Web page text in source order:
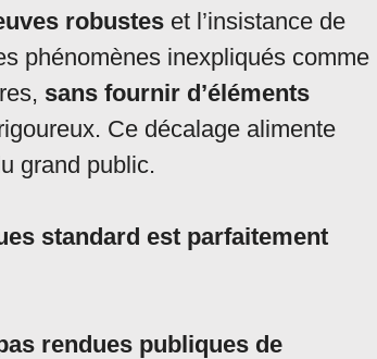
robustes et l’insistance de
phénomènes inexpliqués comme
sans fournir d’éléments
Ce décalage alimente
grand public.
standard est parfaitement
rendues publiques de